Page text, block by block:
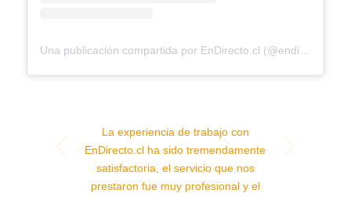
La experiencia de trabajo con
EnDirecto.cl ha sido tremendamente
satisfactoria, el servicio que nos
prestaron fue muy profesional y el
Posterior